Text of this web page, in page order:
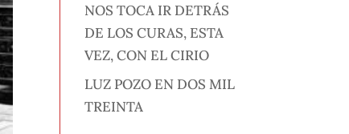
NOS TOCA IR DETRÁS
DE LOS CURAS, ESTA
VEZ, CON EL CIRIO
LUZ POZO EN DOS MIL
TREINTA